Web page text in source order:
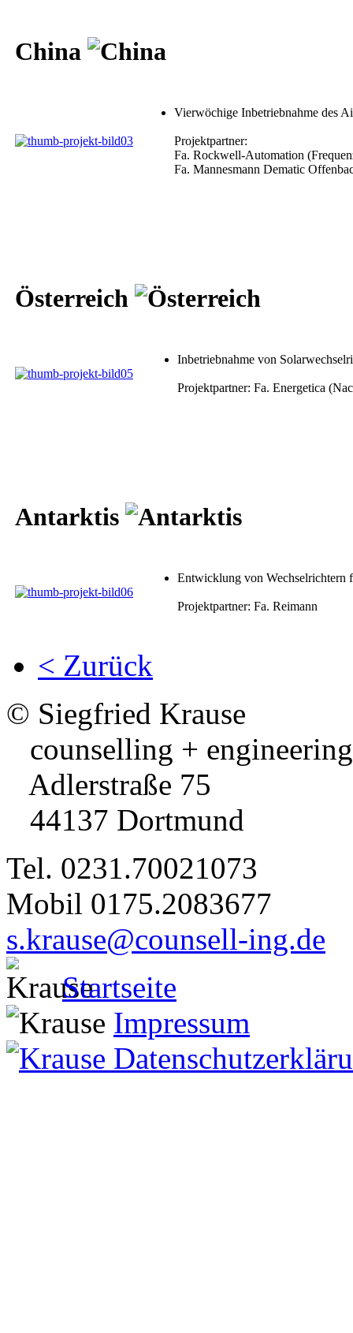
China
Vierwöchige Inbetriebnahme des
Projektpartner:
Fa. Rockwell-Automation
Fa. Mannesmann Dematic
Österreich
Inbetriebnahme von
Projektpartner: Fa. Energetica
Antarktis
Entwicklung von Wechselrichtern
Projektpartner: Fa. Reimann
< Zurück
© Siegfried Krause
counselling + engineering
Adlerstraße 75
44137 Dortmund
Tel. 0231.70021073
Mobil 0175.2083677
s.krause@counsell-ing.de
Startseite
Impressum